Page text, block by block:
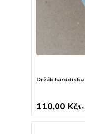
Držák
110,00 Kč/ks